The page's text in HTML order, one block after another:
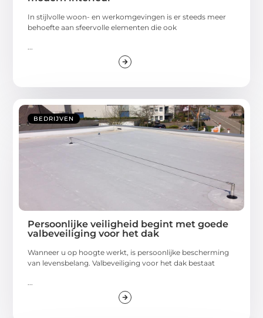
In stijlvolle woon- en werkomgevingen is er steeds meer
behoefte aan sfeervolle elementen die ook
BEDRIJVEN
Persoonlijke veiligheid begint met goede
valbeveiliging voor het dak
Wanneer u op hoogte werkt, is persoonlijke bescherming
van levensbelang. Valbeveiliging voor het dak bestaat